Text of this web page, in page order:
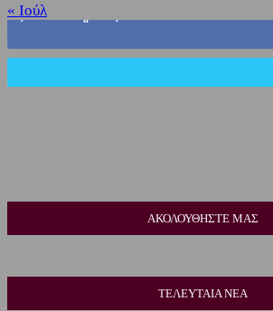
« Ιούλ
3,822
ΑΚΟΛΟΥΘΗΣΤΕ ΜΑΣ
ΤΕΛΕΥΤΑΙΑ ΝΕΑ